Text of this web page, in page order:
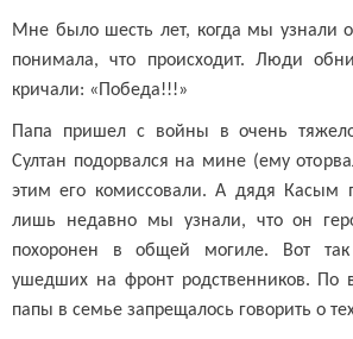
Мне было шесть лет, когда мы узнали
понимала, что происходит. Люди
кричали: «Победа!!!»
Папа пришел с войны в очень
Султан подорвался на мине (ему
этим его комиссовали. А дядя Касым
лишь недавно мы узнали, что он
похоронен в общей могиле. Вот так
ушедших на фронт родственников. По
папы в семье запрещалось говорить о